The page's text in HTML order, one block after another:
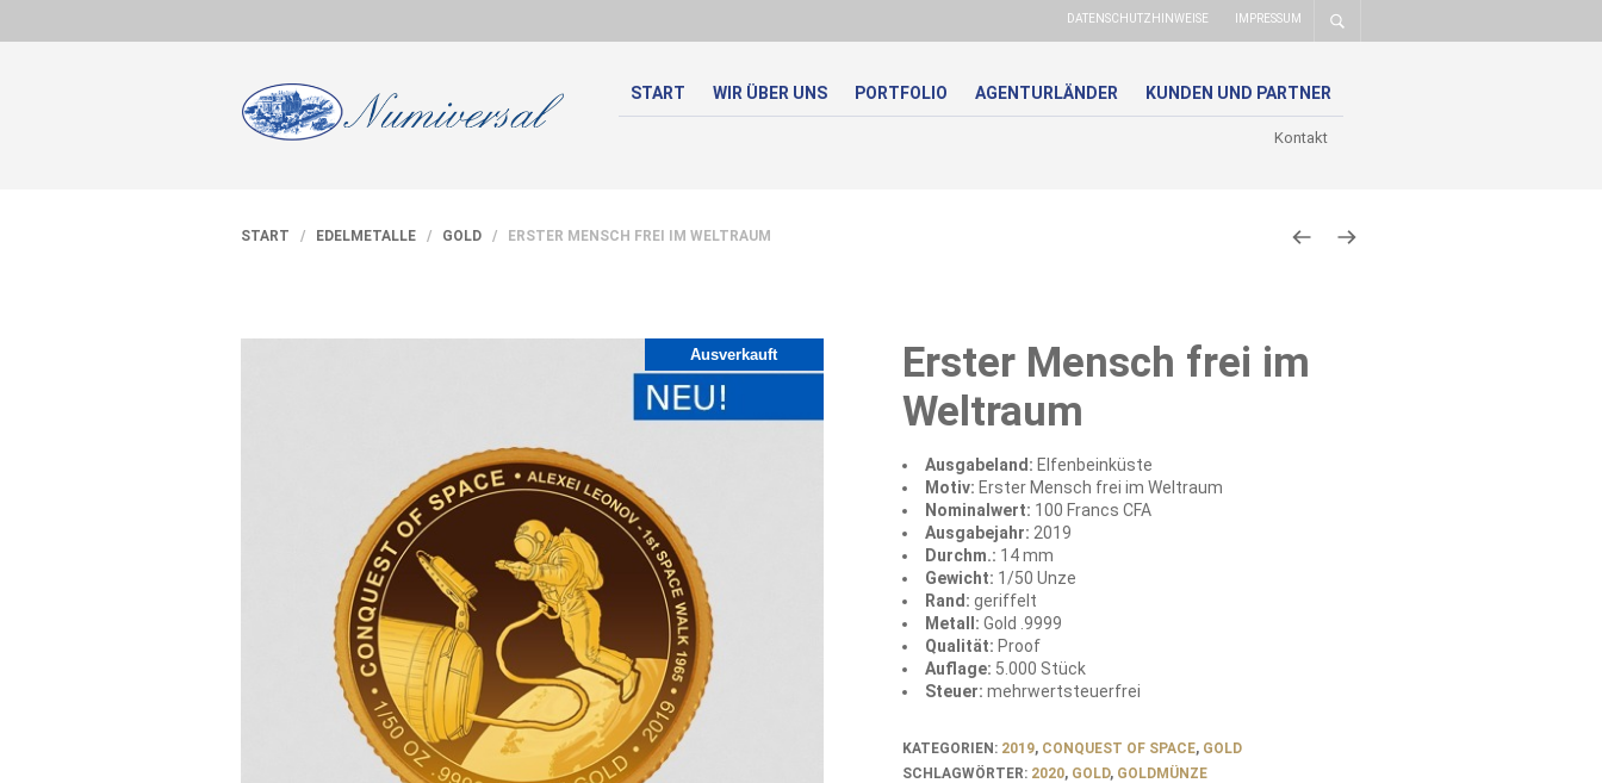
DATENSCHUTZHINWEISE IMPRESSUM
START WIR ÜBER UNS PORTFOLIO AGENTURLÄNDER KUNDEN UND PARTNER
Kontakt
START / EDELMETALLE / GOLD / ERSTER MENSCH FREI IM WELTRAUM
Ausverkauft
Erster Mensch frei im
Weltraum
Ausgabeland: Elfenbeinküste
Motiv: Erster Mensch frei im Weltraum
Nominalwert: 100 Francs CFA
Ausgabejahr: 2019
Durchm.: 14 mm
Gewicht: 1/50 Unze
Rand: geriffelt
Metall: Gold .9999
Qualität: Proof
Auflage: 5.000 Stück
Steuer: mehrwertsteuerfrei
KATEGORIEN: 2019, CONQUEST OF SPACE, GOLD
SCHLAGWÖRTER: 2020, GOLD, GOLDMÜNZE